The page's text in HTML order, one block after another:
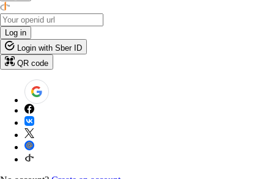
Log in
Login with Sber ID
QR code